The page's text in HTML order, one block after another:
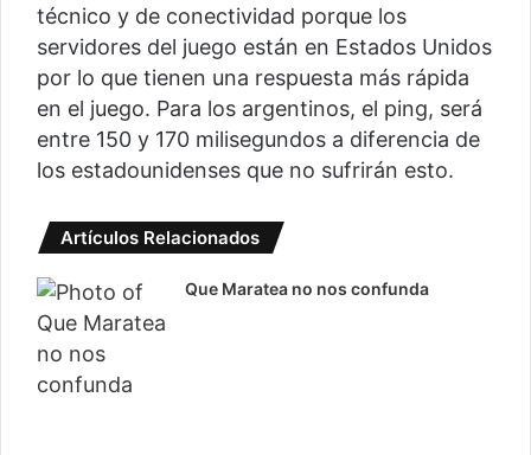
técnico y de conectividad porque los
servidores del juego están en Estados Unidos
por lo que tienen una respuesta más rápida
en el juego. Para los argentinos, el ping, será
entre 150 y 170 milisegundos a diferencia de
los estadounidenses que no sufrirán esto.
Artículos Relacionados
Que Maratea no nos confunda